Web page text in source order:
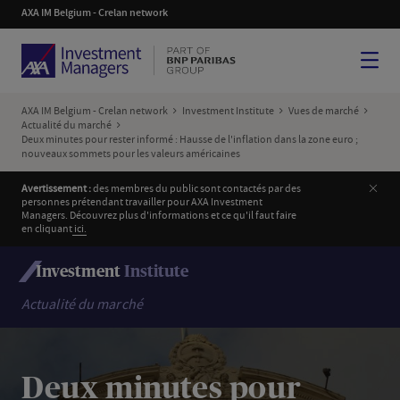
AXA IM Belgium - Crelan network
AXA IM Belgium - Crelan network Investment Institute
Vues de marché
Actualité du marché
Deux minutes pour rester informé : Hausse de l'inflation dans la zone euro ;
nouveaux sommets pour les valeurs américaines
Avertissement :des membres du public sont contactés par des
personnes prétendant travailler pour AXA Investment
Managers. Découvrez plus d'informations et ce qu'il faut faire
en cliquantici.
Investment Institute
Actualité du marché
Deux minutes pour